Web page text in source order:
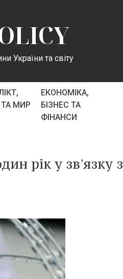
України та світу
ТА МИР
ЕКОНОМІКА,
БІЗНЕС ТА
ФІНАНСИ
рік у зв'язку з